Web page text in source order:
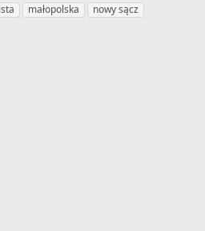
małopolska
nowy sącz